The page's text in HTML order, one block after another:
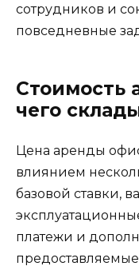
сотрудников и
повседневные
Стоимость
чего
Цена аренды
влиянием
базовой ставки,
платежи и